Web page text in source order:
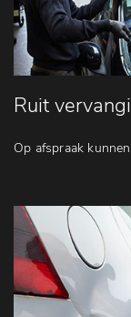
Ruit
Op afspraak